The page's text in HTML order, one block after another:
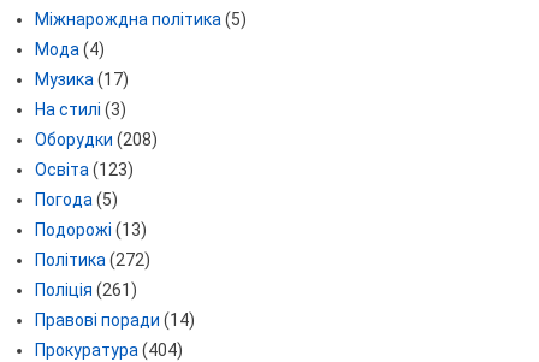
Міжнарождна політика(5)
Мода(4)
Музика(17)
На стилі (3)
Оборудки (208)
Освіта(123)
Погода(5)
Подорожі (13)
Політика(272)
Поліція (261)
Правові поради (14)
Прокуратура(404)